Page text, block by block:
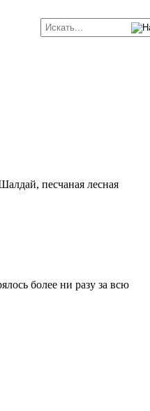
песчаная лесная
более ни разу за всю